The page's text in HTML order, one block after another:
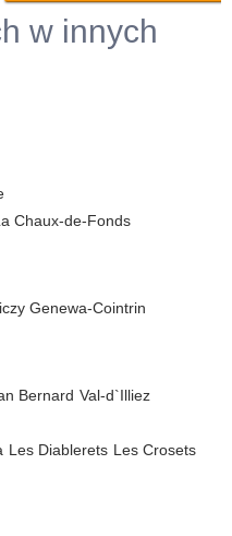
w innych
Chaux-de-Fonds
Genewa-Cointrin
Bernard Val-d`Illiez
Les Diablerets Les Crosets